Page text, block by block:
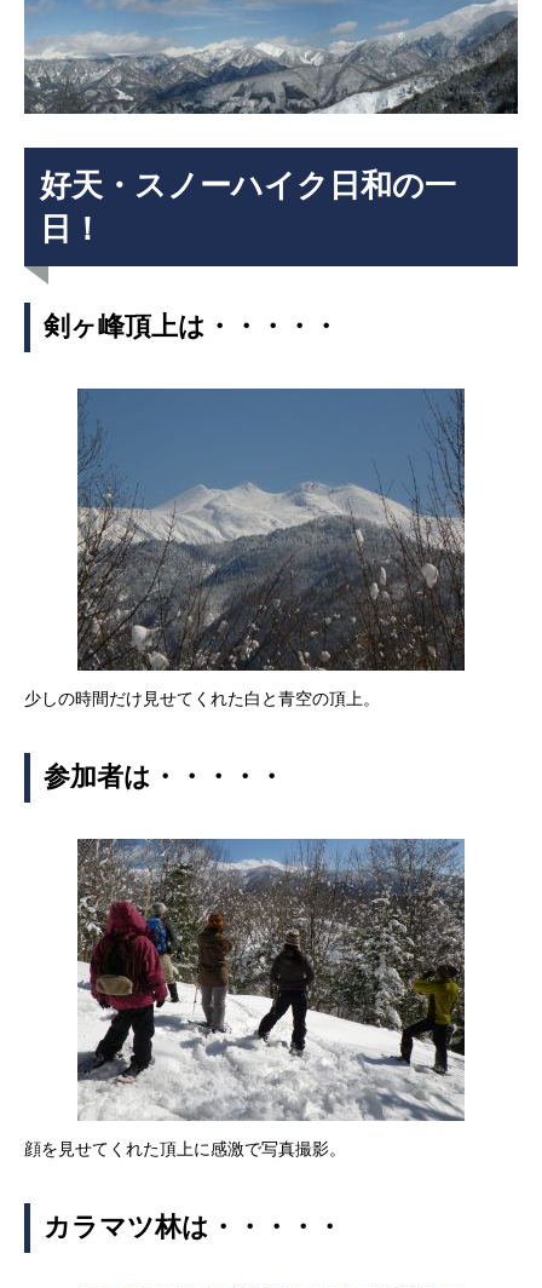
好天・スノーハイク日和の一
日！
剣ヶ峰頂上は・・・・・
少しの時間だけ見せてくれた白と青空の頂上。
参加者は・・・・・
顔を見せてくれた頂上に感激で写真撮影。
カラマツ林は・・・・・